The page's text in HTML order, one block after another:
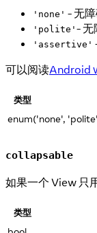
'none' - 无
'polite' - 无
'assertive'
可以阅读Android
类型
enum('none',
collapsable
如果一个 View 只
类型